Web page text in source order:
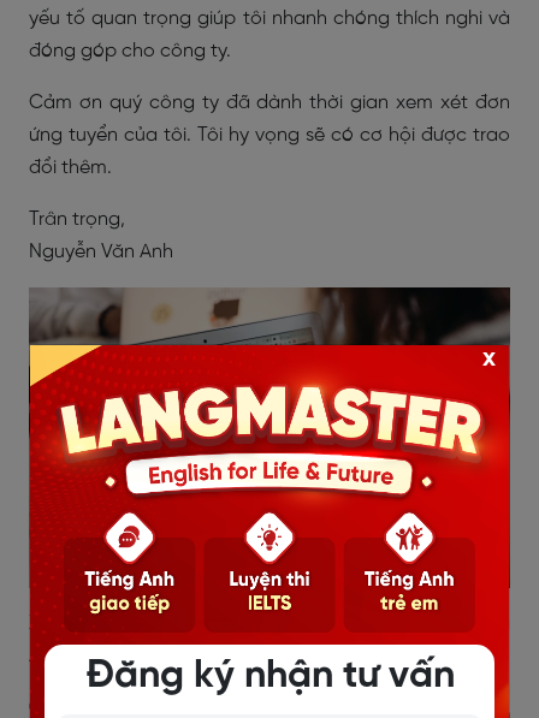
yếu tố quan trọng giúp tôi nhanh chóng thích nghi và
đóng góp cho công ty.
Cảm ơn quý công ty đã dành thời gian xem xét đơn
ứng tuyển của tôi. Tôi hy vọng sẽ có cơ hội được trao
đổi thêm.
Trân trọng,
Nguyễn Văn Anh
Xem thêm:
5 Hội thoại phỏng vấn xin việc bằng tiếng
Anh hay nhất kèm bản dịch
Đăng ký nhận tư vấn
x